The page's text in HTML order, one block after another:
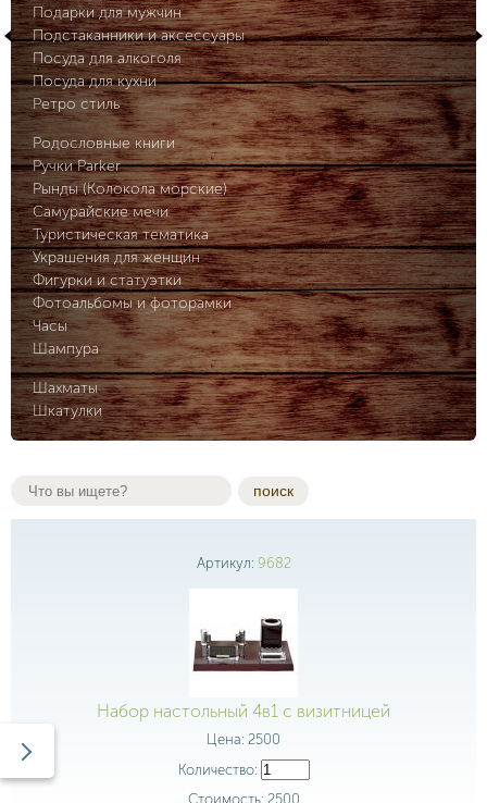
Подарки для мужчин
Подстаканники и аксессуары
Посуда для алкоголя
Посуда для кухни
Ретро стиль
Родословные книги
Ручки Parker
Рынды (Колокола морские)
Самурайские мечи
Туристическая тематика
Украшения для женщин
Фигурки и статуэтки
Фотоальбомы и фоторамки
Часы
Шампура
Шахматы
Шкатулки
поиск
Артикул: 9682
Набор настольный 4в1 с визитницей
Цена: 2500
Количество:
Стоимость: 2500